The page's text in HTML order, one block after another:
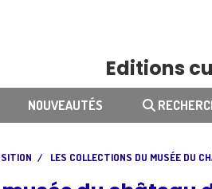
Editions
NOUVEAUTÉS
LES COLLECTIONS DU MUSÉE DU